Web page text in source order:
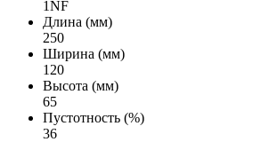
1NF
Длина (мм)
250
Ширина (мм)
120
Высота (мм)
65
Пустотность (%)
36